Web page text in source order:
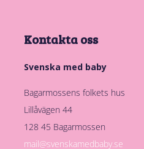
Kontakta oss
Svenska med baby
Bagarmossens folkets hus
Lillåvägen 44
128 45 Bagarmossen
mail@svenskamedbaby.se